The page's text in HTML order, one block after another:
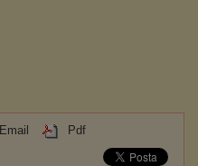
Email Pdf